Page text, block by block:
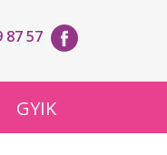
87 57
GYIK